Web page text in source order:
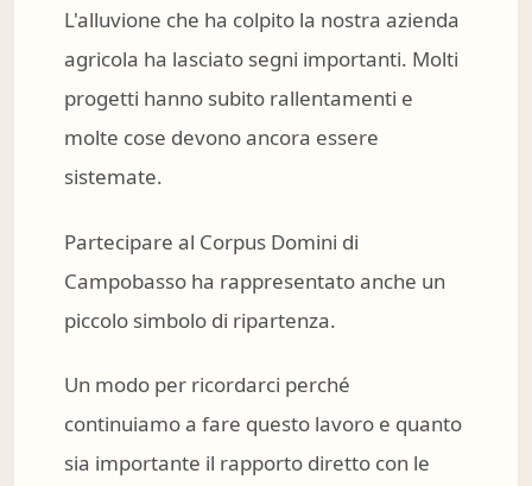
L'alluvione che ha colpito la nostra azienda
agricola ha lasciato segni importanti. Molti
progetti hanno subito rallentamenti e
molte cose devono ancora essere
sistemate.
Partecipare al Corpus Domini di
Campobasso ha rappresentato anche un
piccolo simbolo di ripartenza.
Un modo per ricordarci perché
continuiamo a fare questo lavoro e quanto
sia importante il rapporto diretto con le